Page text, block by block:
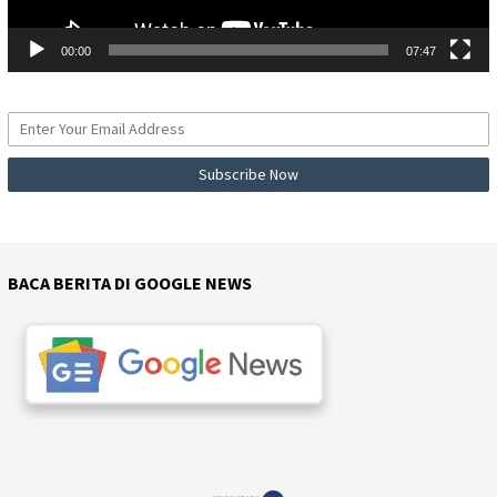
00:00 07:47
BACA BERITA DI GOOGLE NEWS